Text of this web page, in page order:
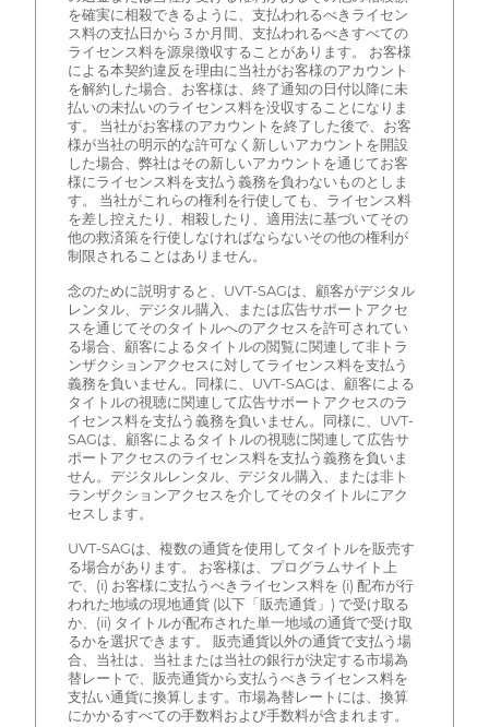
を確実に相殺できるように、支払われるべきライセン
ス料の支払日から 3 か月間、支払われるべきすべての
ライセンス料を源泉徴収することがあります。 お客様
による本契約違反を理由に当社がお客様のアカウント
を解約した場合、お客様は、終了通知の日付以降に未
払いの未払いのライセンス料を没収することになりま
す。 当社がお客様のアカウントを終了した後で、お客
様が当社の明示的な許可なく新しいアカウントを開設
した場合、弊社はその新しいアカウントを通じてお客
様にライセンス料を支払う義務を負わないものとしま
す。 当社がこれらの権利を行使しても、ライセンス料
を差し控えたり、相殺したり、適用法に基づいてその
他の救済策を行使しなければならないその他の権利が
制限されることはありません。
念のために説明すると、UVT-SAGは、顧客がデジタル
レンタル、デジタル購入、または広告サポートアクセ
スを通じてそのタイトルへのアクセスを許可されてい
る場合、顧客によるタイトルの閲覧に関連して非トラ
ンザクションアクセスに対してライセンス料を支払う
義務を負いません。同様に、UVT-SAGは、顧客による
タイトルの視聴に関連して広告サポートアクセスのラ
イセンス料を支払う義務を負いません。同様に、UVT-
SAGは、顧客によるタイトルの視聴に関連して広告サ
ポートアクセスのライセンス料を支払う義務を負いま
せん。デジタルレンタル、デジタル購入、または非ト
ランザクションアクセスを介してそのタイトルにアク
セスします。
UVT-SAGは、複数の通貨を使用してタイトルを販売す
る場合があります。 お客様は、プログラムサイト上
で、(i) お客様に支払うべきライセンス料を (i) 配布が行
われた地域の現地通貨 (以下「販売通貨」) で受け取る
か、(ii) タイトルが配布された単一地域の通貨で受け取
るかを選択できます。 販売通貨以外の通貨で支払う場
合、当社は、当社または当社の銀行が決定する市場為
替レートで、販売通貨から支払うべきライセンス料を
支払い通貨に換算します。市場為替レートには、換算
にかかるすべての手数料および手数料が含まれます。